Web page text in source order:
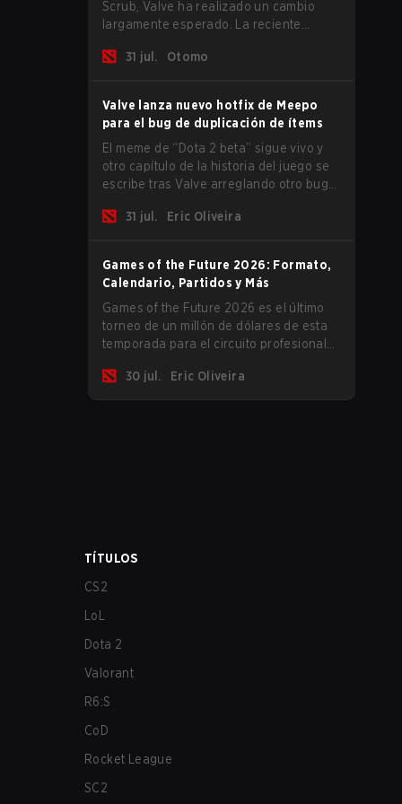
Scrub, Valve ha realizado un cambio
largamente esperado. La reciente
jugadores de rango Inmortal.
31 jul. Otomo
Valve lanza nuevo hotfix de Meepo
para el bug de duplicación de ítems
El meme de “Dota 2 beta” sigue vivo y
otro capítulo de la historia del juego se
escribe tras Valve arreglando otro bug
fuente constante de bugs y entre todo el
31 jul. Eric Oliveira
Games of the Future 2026: Formato,
Calendario, Partidos y Más
Games of the Future 2026 es el último
torneo de un millón de dólares de esta
temporada para el circuito profesional
2026 termine un ciclo y comience la
próxima temporada. La mayoría de los
30 jul. Eric Oliveira
TÍTULOS
CS2
LoL
Dota 2
Valorant
R6:S
CoD
Rocket League
SC2